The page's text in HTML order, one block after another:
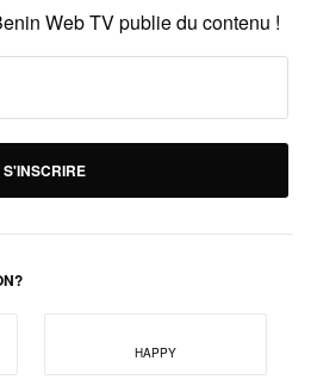
Web TV publie du contenu !
S'INSCRIRE
HAPPY